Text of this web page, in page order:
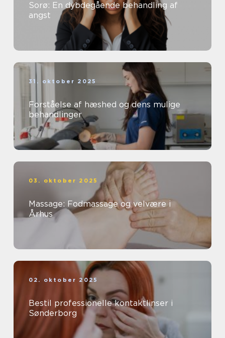
Sorø: En dybdegående behandling af
angst
31. oktober 2025
Forståelse af hæshed og dens mulige
behandlinger
03. oktober 2025
Massage: Fodmassage og velvære i
Århus
02. oktober 2025
Bestil professionelle kontaktlinser i
Sønderborg